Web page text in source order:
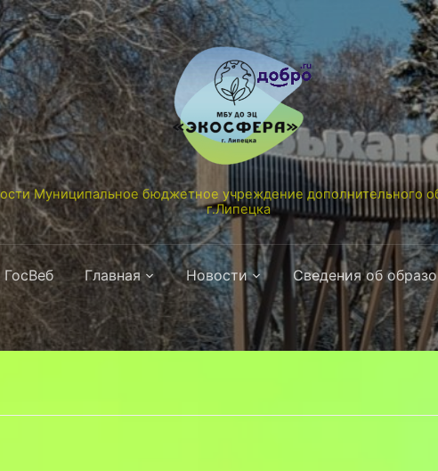
Муниципальное бюджетное учреждение дополнительного
г.Липецка
ГосВеб Главная Новости Сведения об